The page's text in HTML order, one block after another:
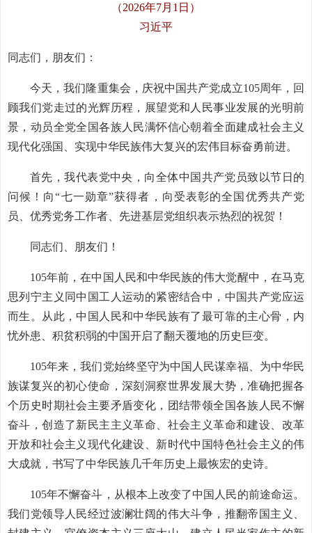
（2026年7月1日）
习近平
同志们，朋友们：
今天，我们隆重集会，庆祝中国共产党成立105周年，回
顾我们党走过的光辉历程，展望党和人民事业发展的光明前
景，动员全党全国各族人民满怀信心朝着全面建成社会主义
现代化强国、实现中华民族伟大复兴的宏伟目标奋勇前进。
首先，我代表党中央，向全体中国共产党员致以节日的
问候！向“七一勋章”获得者，向受表彰的全国优秀共产党
员、优秀党务工作者、先进基层党组织表示热烈的祝贺！
同志们、朋友们！
105年前，在中国人民和中华民族的伟大觉醒中，在马克
思列宁主义同中国工人运动的紧密结合中，中国共产党应运
而生。从此，中国人民和中华民族有了最可靠的主心骨，内
忧外患、积贫积弱的中国开启了翻天覆地的历史巨变。
105年来，我们党始终坚守为中国人民谋幸福、为中华民
族谋复兴的初心使命，深刻洞察世界发展大势，准确把握各
个历史时期社会主要矛盾变化，团结带领全国各族人民不懈
奋斗，创造了新民主主义革命、社会主义革命和建设、改革
开放和社会主义现代化建设、新时代中国特色社会主义的伟
大成就，书写了中华民族几千年历史上最恢宏的史诗。
105年不懈奋斗，从根本上改变了中国人民的前途命运。
我们党领导人民经过波澜壮阔的伟大斗争，推翻帝国主义、